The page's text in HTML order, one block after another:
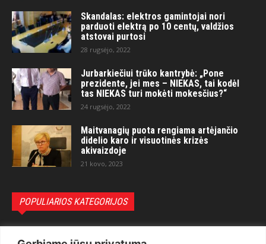
Skandalas: elektros gamintojai nori
parduoti elektrą po 10 centų, valdžios
atstovai purtosi
28 rugsėjo, 2022
Jurbarkiečiui trūko kantrybė: „Pone
prezidente, jei mes – NIEKAS, tai kodėl
tas NIEKAS turi mokėti mokesčius?“
24 rugsėjo, 2022
Maitvanagių puota rengiama artėjančio
didelio karo ir visuotinės krizės
akivaizdoje
21 kovo, 2023
POPULIARIOS KATEGORIJOS